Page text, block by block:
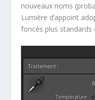
nouveaux noms
Lumière d’appoint
foncés plus standards